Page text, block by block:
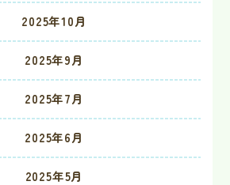
2025年10月
2025年9月
2025年7月
2025年6月
2025年5月